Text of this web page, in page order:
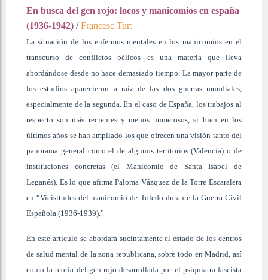
En busca del gen rojo: locos y manicomios en españa
(1936-1942) /Francesc Tur:
La situación de los enfermos mentales en los manicomios en el
transcurso de conflictos bélicos es una materia que lleva
abordándose desde no hace demasiado tiempo. La mayor parte de
los estudios aparecieron a raíz de las dos guerras mundiales,
especialmente de la segunda. En el caso de España, los trabajos al
respecto son más recientes y menos numerosos, si bien en los
últimos años se han ampliado los que ofrecen una visión tanto del
panorama general como el de algunos territorios (Valencia) o de
instituciones concretas (el Manicomio de Santa Isabel de
Leganés). Es lo que afirma Paloma Vázquez de la Torre Escaralera
en “Vicisitudes del manicomio de Toledo durante la Guerra Civil
Española (1936-1939).”
En este artículo se abordará sucintamente el estado de los centros
de salud mental de la zona republicana, sobre todo en Madrid, así
como la teoría del gen rojo desarrollada por el psiquiatra fascista